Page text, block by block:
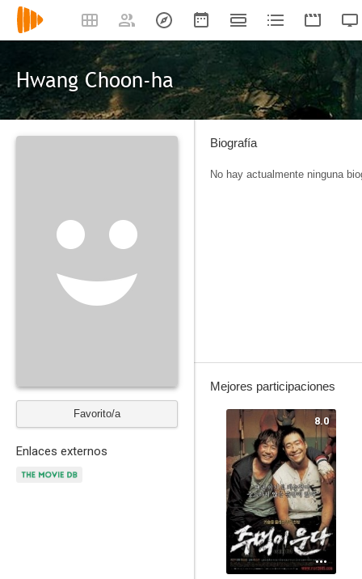
Hwang Choon-ha
Favorito/a
Enlaces externos
Biografía
No hay actualmente ninguna
Mejores participaciones
8.0